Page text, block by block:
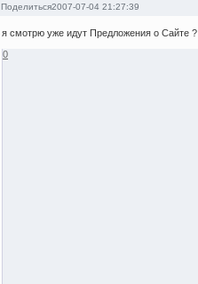
Поделиться2007-07-04 21:27:39
я смотрю уже идут Предложения о Сайте ?
0